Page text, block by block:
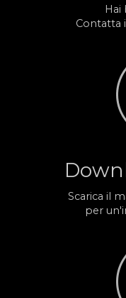
Hai
Contatta
Scarica il
per